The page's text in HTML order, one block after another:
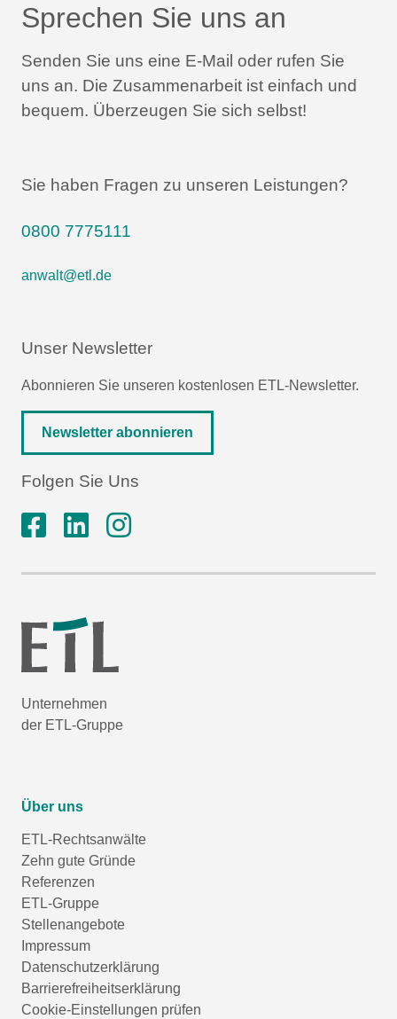
Sprechen Sie uns an
Senden Sie uns eine E-Mail oder rufen Sie
uns an. Die Zusammenarbeit ist einfach und
bequem. Überzeugen Sie sich selbst!
Sie haben Fragen zu unseren Leistungen?
0800 7775111
anwalt@etl.de
Unser Newsletter
Abonnieren Sie unseren kostenlosen ETL-Newsletter.
Newsletter abonnieren
Folgen Sie Uns
Unternehmen
der ETL-Gruppe
Über uns
ETL-Rechtsanwälte
Zehn gute Gründe
Referenzen
ETL-Gruppe
Stellenangebote
Impressum
Datenschutzerklärung
Barrierefreiheitserklärung
Cookie-Einstellungen prüfen